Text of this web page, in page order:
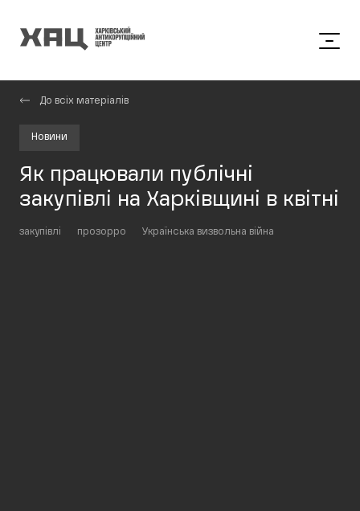
До всіх матеріалів
Новини
Як працювали публічні
закупівлі на Харківщині в квітні
закупівлі прозорро Українська визвольна війна